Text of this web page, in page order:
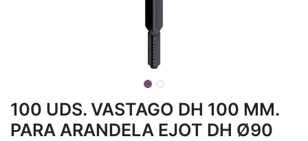
100 UDS. VASTAGO DH 100 MM.
PARA ARANDELA EJOT DH Ø90